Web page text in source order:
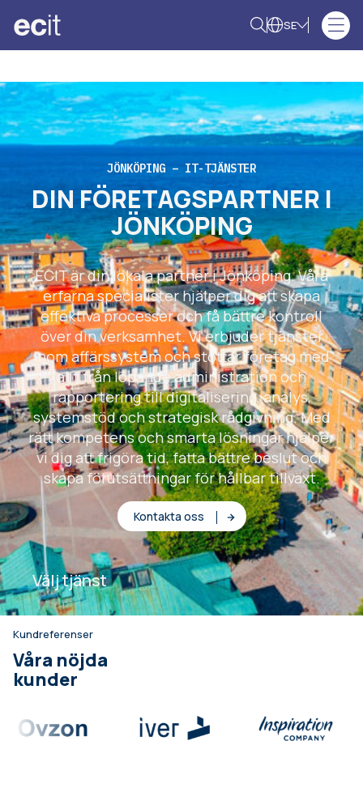
SE
JÖNKÖPING – IT-TJÄNSTER
DIN FÖRETAGSPARTNER I
JÖNKÖPING
ECIT är din lokala partner i Jönköping. Våra
erfarna specialister hjälper dig att skapa
effektiva processer och få bättre kontroll
över din verksamhet. Vi erbjuder tjänster
inom affärssystem och stöttar företag med
allt från löpande administration och
rapportering till digitalisering, analys,
systemstöd och strategisk rådgivning. Med
rätt kompetens och smarta lösningar hjälper
vi dig att frigöra tid, fatta bättre beslut och
skapa förutsättningar för hållbar tillväxt.
Kontakta oss
Välj tjänst
Kundreferenser
Våra nöjda
kunder